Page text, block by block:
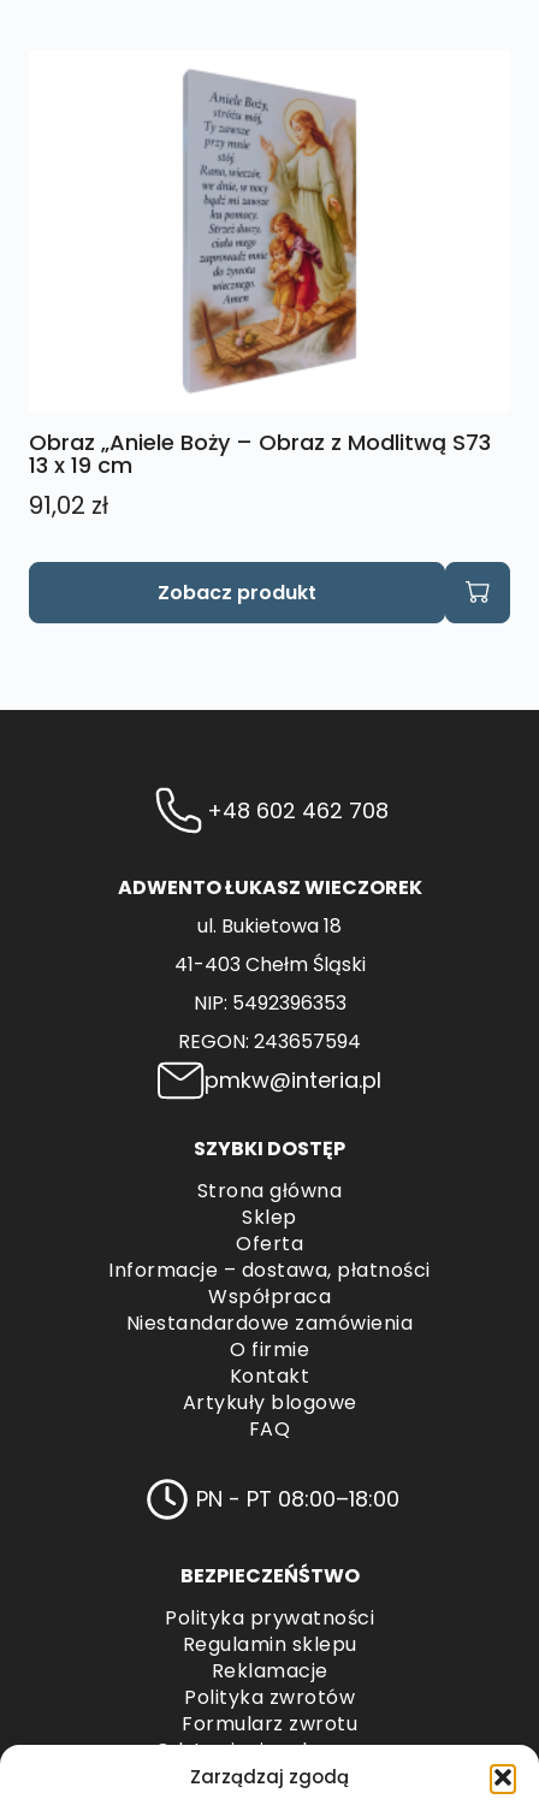
Zarządzaj zgodą
Obraz „Aniele Boży – Obraz z Modlitwą S73
13 x 19 cm
91,02 zł
Zobacz produkt
+48 602 462 708
ADWENTO ŁUKASZ WIECZOREK
ul. Bukietowa 18
41-403 Chełm Śląski
NIP: 5492396353
REGON: 243657594
pmkw@interia.pl
SZYBKI DOSTĘP
Strona główna
Sklep
Oferta
Informacje – dostawa, płatności
Współpraca
Niestandardowe zamówienia
O firmie
Kontakt
Artykuły blogowe
FAQ
PN - PT 08:00–18:00
BEZPIECZEŃŚTWO
Polityka prywatności
Regulamin sklepu
Reklamacje
Polityka zwrotów
Formularz zwrotu
Odstąpienie od umowy
Odstąpienie od umowy – przesyłki paletowe